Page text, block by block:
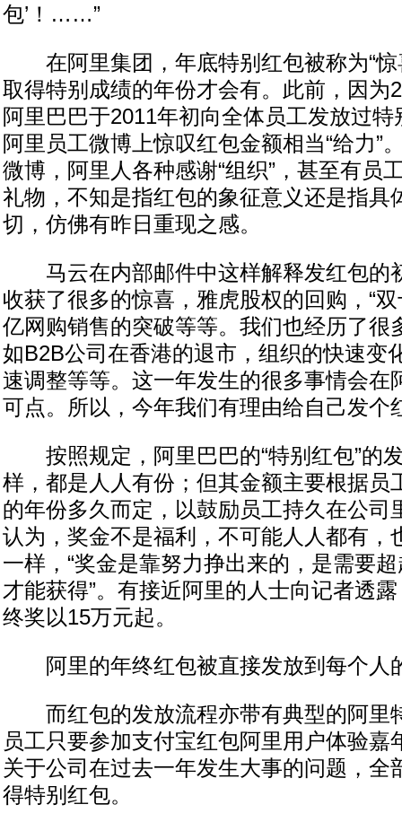
包’！……”
在阿里集团，年底特别红包被称为“
取得特别成绩的年份才会有。此前，因为
阿里巴巴于2011年初向全体员工发放过
阿里员工微博上惊叹红包金额相当“给力”
微博，阿里人各种感谢“组织”，甚至有员
礼物，不知是指红包的象征意义还是指具
切，仿佛有昨日重现之感。
马云在内部邮件中这样解释发红包的
收获了很多的惊喜，雅虎股权的回购，“
亿网购销售的突破等等。我们也经历了很
如B2B公司在香港的退市，组织的快速变
速调整等等。这一年发生的很多事情会在
可点。所以，今年我们有理由给自己发个
按照规定，阿里巴巴的“特别红包”的发
样，都是人人有份；但其金额主要根据员
的年份多久而定，以鼓励员工持久在公司
认为，奖金不是福利，不可能人人都有，
一样，“奖金是靠努力挣出来的，是需要
才能获得”。有接近阿里的人士向记者透
终奖以15万元起。
阿里的年终红包被直接发放到每个人
而红包的发放流程亦带有典型的阿里
员工只要参加支付宝红包阿里用户体验嘉
关于公司在过去一年发生大事的问题，全
得特别红包。